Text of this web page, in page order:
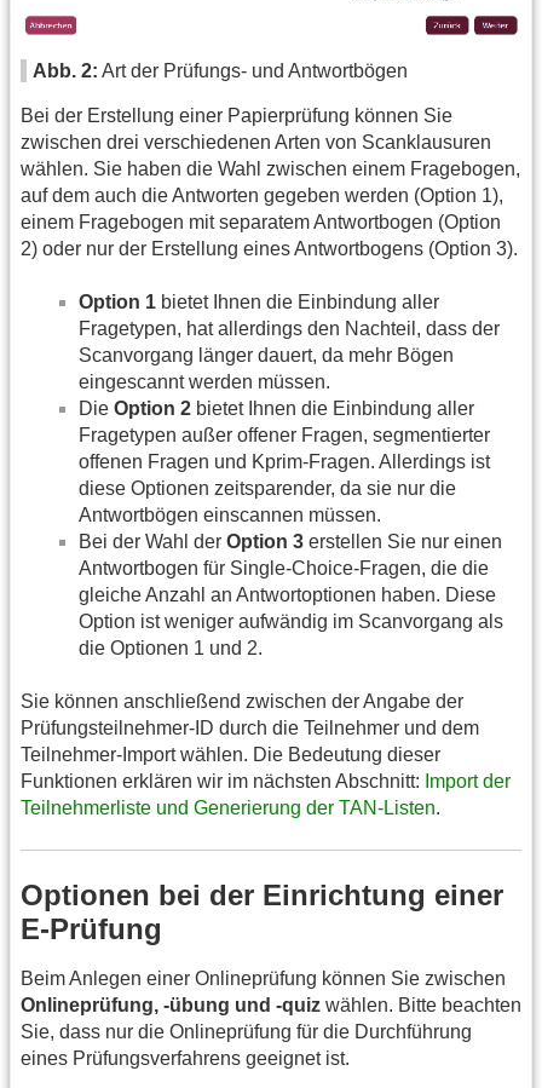
Abb. 2: Art der Prüfungs- und Antwortbögen
Bei der Erstellung einer Papierprüfung können Sie
zwischen drei verschiedenen Arten von Scanklausuren
wählen. Sie haben die Wahl zwischen einem Fragebogen,
auf dem auch die Antworten gegeben werden (Option 1),
einem Fragebogen mit separatem Antwortbogen (Option
2) oder nur der Erstellung eines Antwortbogens (Option 3).
Option 1 bietet Ihnen die Einbindung aller
Fragetypen, hat allerdings den Nachteil, dass der
Scanvorgang länger dauert, da mehr Bögen
eingescannt werden müssen.
Die Option 2 bietet Ihnen die Einbindung aller
Fragetypen außer offener Fragen, segmentierter
offenen Fragen und Kprim-Fragen. Allerdings ist
diese Optionen zeitsparender, da sie nur die
Antwortbögen einscannen müssen.
Bei der Wahl der Option 3 erstellen Sie nur einen
Antwortbogen für Single-Choice-Fragen, die die
gleiche Anzahl an Antwortoptionen haben. Diese
Option ist weniger aufwändig im Scanvorgang als
die Optionen 1 und 2.
Sie können anschließend zwischen der Angabe der
Prüfungsteilnehmer-ID durch die Teilnehmer und dem
Teilnehmer-Import wählen. Die Bedeutung dieser
Funktionen erklären wir im nächsten Abschnitt: Import der
Teilnehmerliste und Generierung der TAN-Listen.
Optionen bei der Einrichtung einer
E-Prüfung
Beim Anlegen einer Onlineprüfung können Sie zwischen
Onlineprüfung, -übung und -quiz wählen. Bitte beachten
Sie, dass nur die Onlineprüfung für die Durchführung
eines Prüfungsverfahrens geeignet ist.